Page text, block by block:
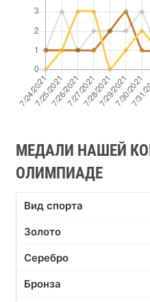
МЕДАЛИ НАШЕЙ
ОЛИМПИАДЕ